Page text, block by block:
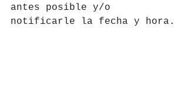
antes posible y/o
notificarle la fecha y hora.